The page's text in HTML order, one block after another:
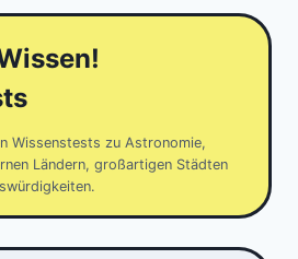
Wissenstests zu Astronomie,
Ländern, großartigen Städten